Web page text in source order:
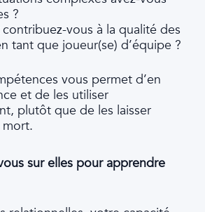
?
vous à la qualité des
tant que joueur(se) d’équipe ?
vous permet d’en
et de les utiliser
plutôt que de les laisser
sur elles pour apprendre